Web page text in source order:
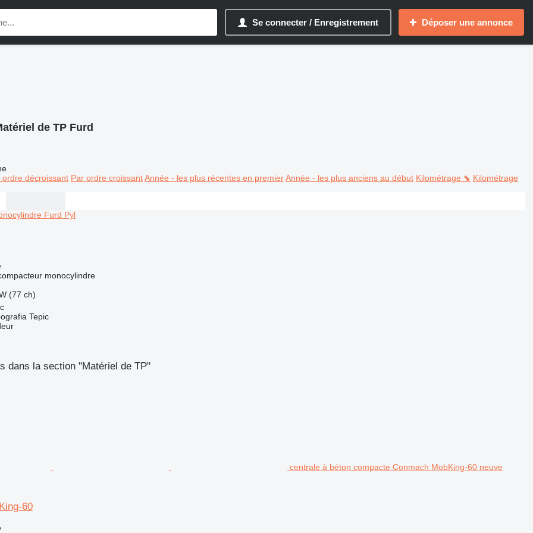
Se connecter / Enregistrement Déposer une annonce
de TP Furd
ordre décroissant Par ordre croissant Année - les plus récentes en premier Année - les plus anciens au début Kilométrage ⬊ Kilométrage
monocylindre
(77 ch)
Tepic
dans la section "Matériel de TP"
centrale à béton compacte Conmach MobKing-60 neuve
60